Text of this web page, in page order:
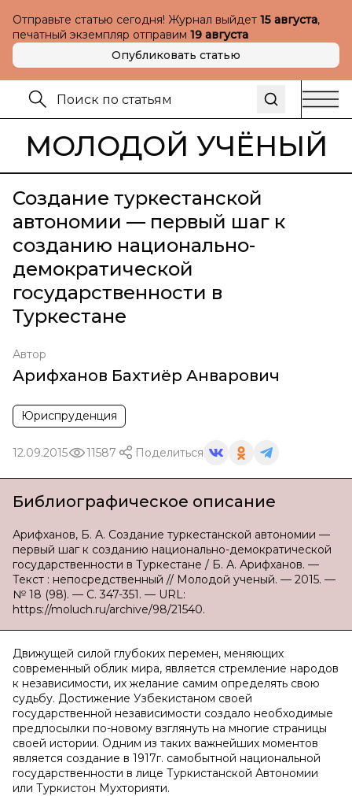
Отправьте статью сегодня! Журнал выйдет 15 августа,
печатный экземпляр отправим 19 августа
Опубликовать статью
МОЛОДОЙ УЧЁНЫЙ
Создание туркестанской
автономии — первый шаг к
созданию национально-
демократической
государственности в
Туркестане
Автор
Арифханов Бахтиёр Анварович
Юриспруденция
12.09.2015 11587 Поделиться
Библиографическое описание
Арифханов, Б. А. Создание туркестанской автономии —
первый шаг к созданию национально-демократической
государственности в Туркестане / Б. А. Арифханов. —
Текст : непосредственный // Молодой ученый. — 2015. —
№ 18 (98). — С. 347-351. — URL:
https://moluch.ru/archive/98/21540.
Движущей силой глубоких перемен, меняющих
современный облик мира, является стремление народов
к независимости, их желание самим определять свою
судьбу. Достижение Узбекистаном своей
государственной независимости создало необходимые
предпосылки по-новому взглянуть на многие страницы
своей истории. Одним из таких важнейших моментов
является создание в 1917г. самобытной национальной
государственности в лице Туркистанской Автономии
или Туркистон Мухторияти.